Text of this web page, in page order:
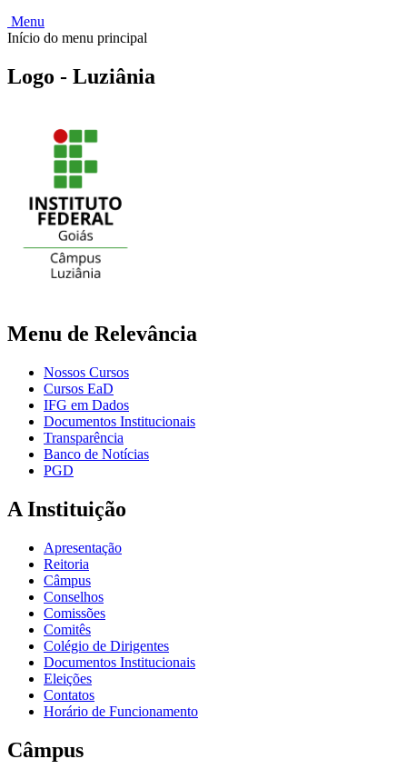
Menu
Início do menu principal
Logo - Luziânia
Menu de Relevância
Nossos Cursos
Cursos EaD
IFG em Dados
Documentos Institucionais
Transparência
Banco de Notícias
PGD
A Instituição
Apresentação
Reitoria
Câmpus
Conselhos
Comissões
Comitês
Colégio de Dirigentes
Documentos Institucionais
Eleições
Contatos
Horário de Funcionamento
Câmpus